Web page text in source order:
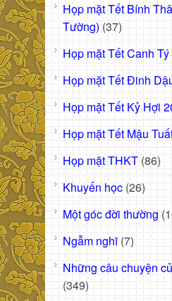
Họp mặt Tết Bính
Tường) (37)
Họp mặt Tết Canh
Họp mặt Tết Đinh
Họp mặt Tết Kỷ Hợi
Họp mặt Tết Mậu
Họp mặt THKT (86)
Khuyến học (26)
Một góc đời thường
Ngẫm nghĩ(7)
Những câu chuyện
(349)